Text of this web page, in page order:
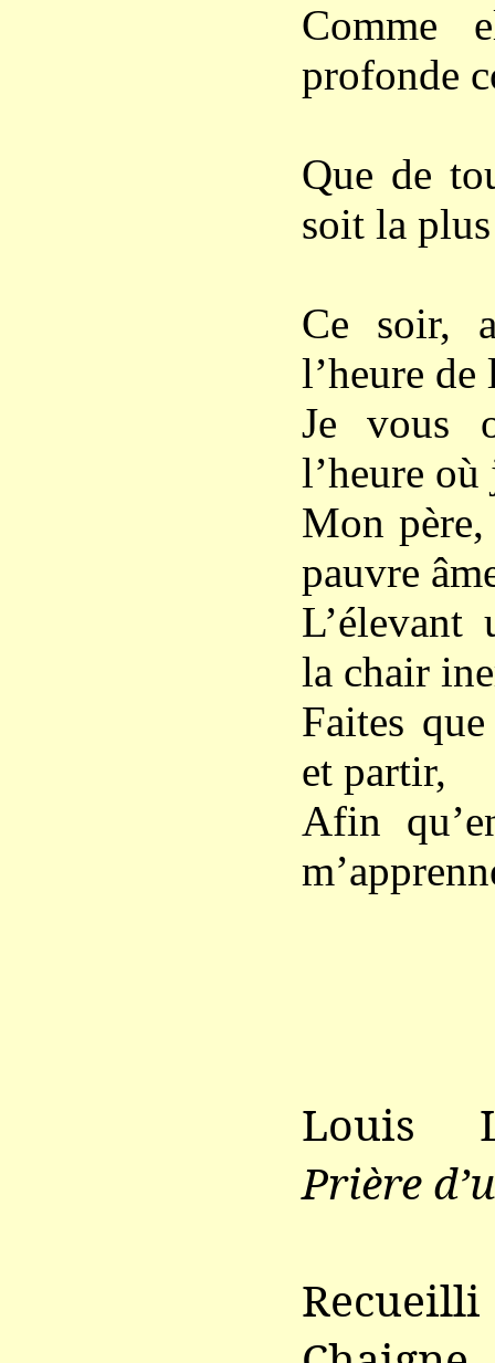
Comme
profonde
Que de
soit la
Ce soir,
l’heure de
Je vous
l’heure où
Mon
pauvre
la chair
Faites
et partir,
Afin
Louis
Prière